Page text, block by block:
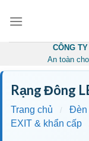
CÔNG
An toàn
Rạng Đông
Trang chủ / Đèn
EXIT & khẩn cấp